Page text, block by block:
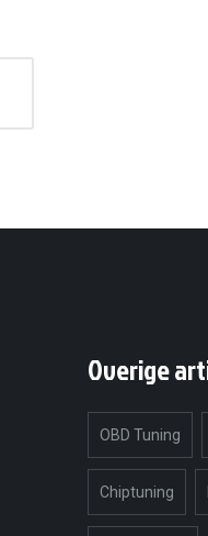
Overige
OBD Tuning
Chiptuning